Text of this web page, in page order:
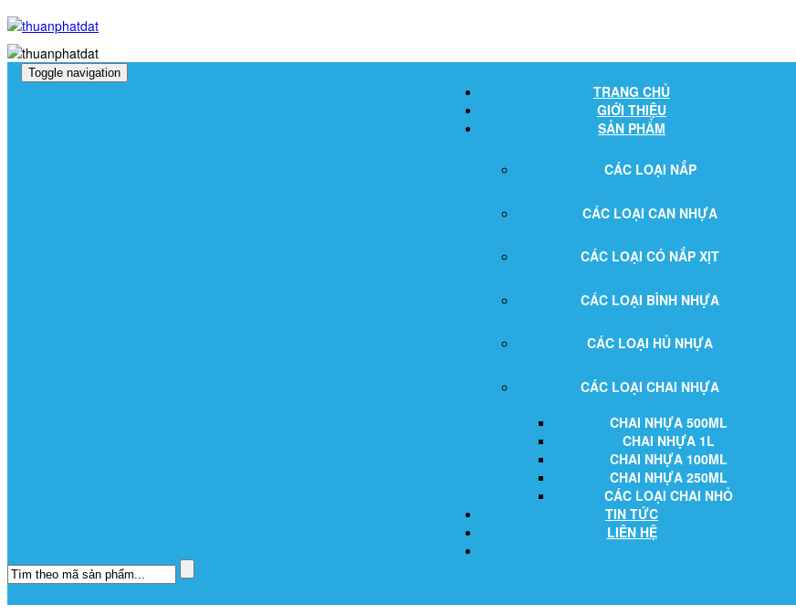
Toggle navigation
TRANG CHỦ
GIỚI THIỆU
SẢN PHẨM
CÁC LOẠI NẮP
CÁC LOẠI CAN NHỰA
CÁC LOẠI CÓ NẮP XỊT
CÁC LOẠI BÌNH NHỰA
CÁC LOẠI HỦ NHỰA
CÁC LOẠI CHAI NHỰA
CHAI NHỰA 500ML
CHAI NHỰA 1L
CHAI NHỰA 100ML
CHAI NHỰA 250ML
CÁC LOẠI CHAI NHỎ
TIN TỨC
LIÊN HỆ